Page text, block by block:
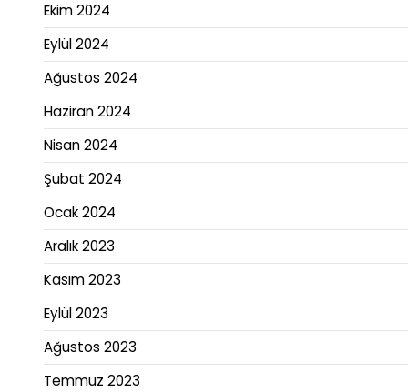
Ekim 2024
Eylül 2024
Ağustos 2024
Haziran 2024
Nisan 2024
Şubat 2024
Ocak 2024
Aralık 2023
Kasım 2023
Eylül 2023
Ağustos 2023
Temmuz 2023